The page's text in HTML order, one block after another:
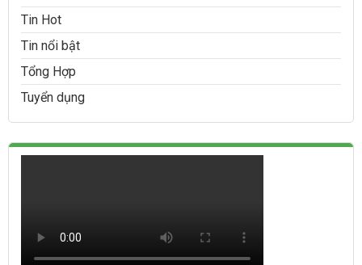
Tin Hot
Tin nổi bật
Tổng Hợp
Tuyển dụng